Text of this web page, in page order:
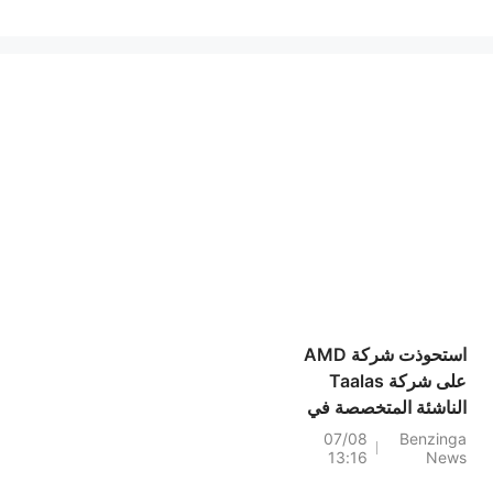
استحوذت شركة AMD
على شركة Taalas
الناشئة المتخصصة في
رقائق الذكاء
الاصطناعي - إليكم
Benzinga
News
07/08
13:16